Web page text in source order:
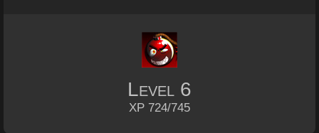
Level 6
XP 724/745